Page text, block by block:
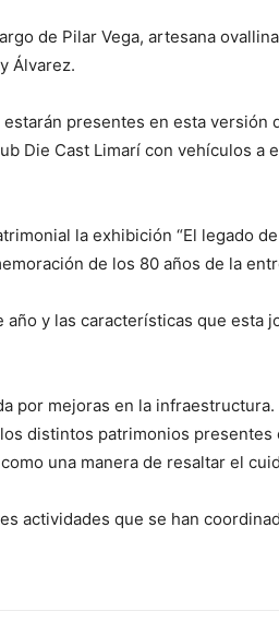
de Pilar Vega, artesana
Álvarez.
presentes en esta
Die Cast Limarí con vehículos
la exhibición “El legado
de los 80 años de la
y las características que esta
por mejoras en la
distintos patrimonios
una manera de resaltar el
actividades que se han